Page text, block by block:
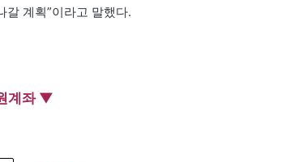
갈 계획”이라고 말했다.
계좌 ▼